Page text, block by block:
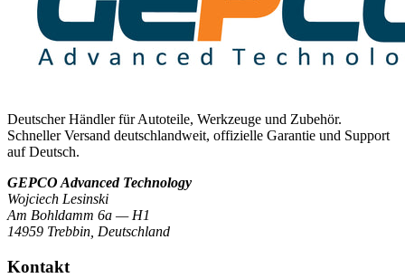
Deutscher Händler für Autoteile, Werkzeuge und Zubehör.
Schneller Versand deutschlandweit, offizielle Garantie und Support
auf Deutsch.
GEPCO Advanced Technology
Wojciech Lesinski
Am Bohldamm 6a — H1
14959 Trebbin Deutschland
Kontakt